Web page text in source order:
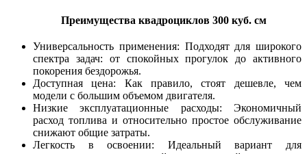
Преимущества квадроциклов 300 куб. см
Универсальность применения: Подходят для широкого
спектра задач: от спокойных прогулок до активного
покорения бездорожья.
Доступная цена: Как правило, стоят дешевле, чем
модели с большим объемом двигателя.
Низкие эксплуатационные расходы: Экономичный
расход топлива и относительно простое обслуживание
снижают общие затраты.
Легкость в освоении: Идеальный вариант для